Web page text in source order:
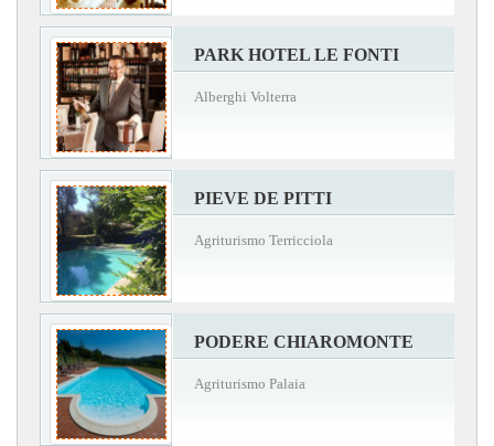
PARK HOTEL LE FONTI
Alberghi Volterra
PIEVE DE PITTI
Agriturismo Terricciola
PODERE CHIAROMONTE
Agriturismo Palaia